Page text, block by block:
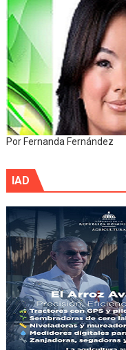
Por Fernanda Fernández
IAD